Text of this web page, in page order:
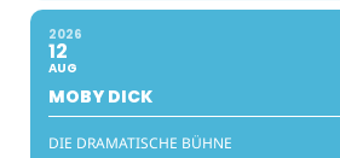
2026
12
AUG
MOBY DICK
DIE DRAMATISCHE BÜHNE